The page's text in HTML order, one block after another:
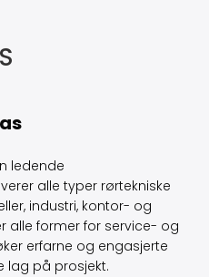
ledende
alle typer rørtekniske
industri, kontor- og
alle former for service- og
erfarne og engasjerte
lag på prosjekt.